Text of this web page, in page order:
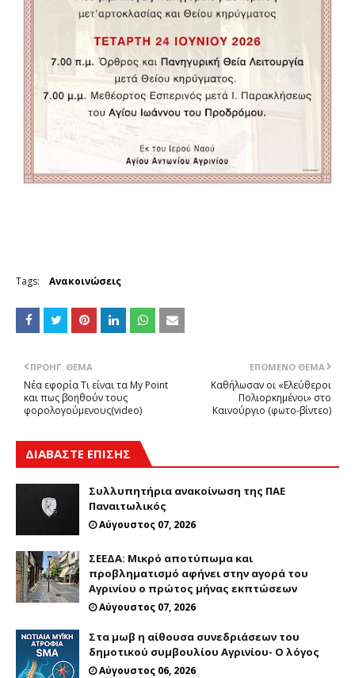
Tags: Ανακοινώσεις
ΕΠΌΜΕΝΟ ΘΈΜΑ
Καθήλωσαν οι «Ελεύθεροι
Πολιορκημένοι» στο
Καινούργιο (φωτο-βίντεο)
ΠΡΟΗΓ. ΘΈΜΑ
Νέα εφορία Τι είναι τα My Point
και πως βοηθούν τους
φορολογούμενους(video)
ΔΙΑΒΑΣΤΕ ΕΠΙΣΗΣ
Συλλυπητήρια ανακοίνωση της ΠΑΕ
Παναιτωλικός
Αύγουστος 07, 2026
ΣΕΕΔΑ: Μικρό αποτύπωμα και
προβληματισμό αφήνει στην αγορά του
Αγρινίου ο πρώτος μήνας εκπτώσεων
Αύγουστος 07, 2026
Στα μωβ η αίθουσα συνεδριάσεων του
δημοτικού συμβουλίου Αγρινίου- Ο λόγος
Αύγουστος 06, 2026